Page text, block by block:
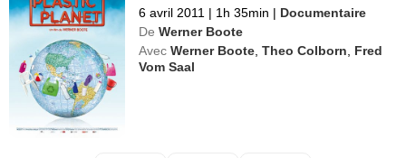
6 avril 2011 | 1h 35min | Documentaire
De Werner Boote
Avec Werner Boote ,Theo Colborn
Fred
Vom Saal